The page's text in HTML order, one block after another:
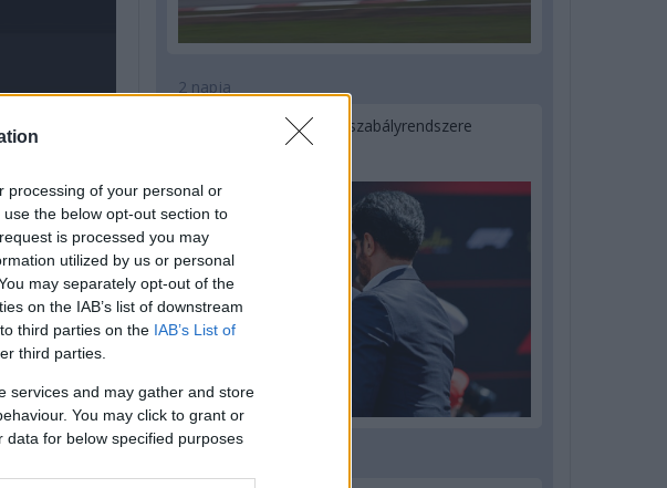
processing of your personal or
the below opt-out section to
is processed you may
utilized by us or personal
may separately opt-out of the
on the IAB’s list of downstream
third parties on the IAB’s List of
third parties.
services and may gather and store
You may click to grant or
for below specified purposes
majd
2 napja
Ilyen lehet a jövő F1-es szabályrendszere
Domenicali szerint